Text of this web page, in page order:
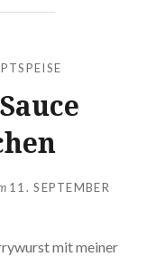
11. SEPTEMBER
mit meiner